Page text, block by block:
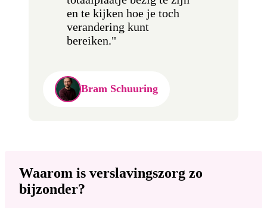
en te kijken hoe je toch
verandering kunt
bereiken."
Bram Schuuring
Waarom is verslavingszorg zo
bijzonder?